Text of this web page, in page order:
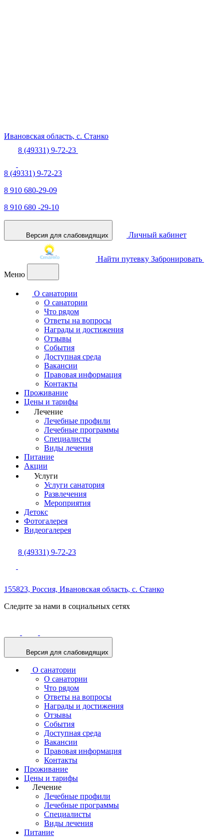
Ивановская область, с. Станко
8 (49331) 9-72-23
8 (49331) 9-72-23
8 910 680-29-09
8 910 680 -29-10
Версия для слабовидящих Личный кабинет
Найти путевку Забронировать
Меню
О санатории
О санатории
Что рядом
Ответы на вопросы
Награды и достижения
Отзывы
События
Доступная среда
Вакансии
Правовая информация
Контакты
Проживание
Цены и тарифы
Лечение
Лечебные профили
Лечебные программы
Специалисты
Виды лечения
Питание
Акции
Услуги
Услуги санатория
Развлечения
Мероприятия
Детокс
Фотогалерея
Видеогалерея
8 (49331) 9-72-23
155823, Россия, Ивановская область, с. Станко
Следите за нами в социальных сетях
Версия для слабовидящих
О санатории
О санатории
Что рядом
Ответы на вопросы
Награды и достижения
Отзывы
События
Доступная среда
Вакансии
Правовая информация
Контакты
Проживание
Цены и тарифы
Лечение
Лечебные профили
Лечебные программы
Специалисты
Виды лечения
Питание